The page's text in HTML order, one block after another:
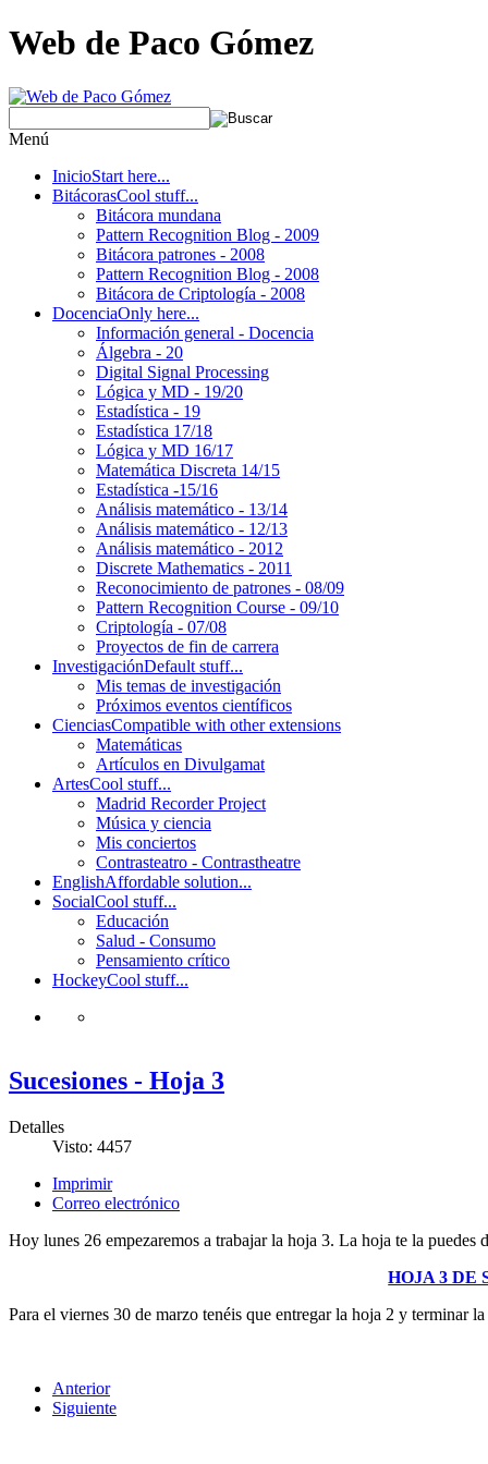
Web de Paco Gómez
Menú
InicioStart here...
BitácorasCool stuff...
Bitácora mundana
Pattern Recognition Blog - 2009
Bitácora patrones - 2008
Pattern Recognition Blog - 2008
Bitácora de Criptología - 2008
DocenciaOnly here...
Información general - Docencia
Álgebra - 20
Digital Signal Processing
Lógica y MD - 19/20
Estadística - 19
Estadística 17/18
Lógica y MD 16/17
Matemática Discreta 14/15
Estadística -15/16
Análisis matemático - 13/14
Análisis matemático - 12/13
Análisis matemático - 2012
Discrete Mathematics - 2011
Reconocimiento de patrones - 08/09
Pattern Recognition Course - 09/10
Criptología - 07/08
Proyectos de fin de carrera
InvestigaciónDefault stuff...
Mis temas de investigación
Próximos eventos científicos
CienciasCompatible with other extensions
Matemáticas
Artículos en Divulgamat
ArtesCool stuff...
Madrid Recorder Project
Música y ciencia
Mis conciertos
Contrasteatro - Contrastheatre
EnglishAffordable solution...
SocialCool stuff...
Educación
Salud - Consumo
Pensamiento crítico
HockeyCool stuff...
Sucesiones - Hoja 3
Detalles
Visto: 4457
Imprimir
Correo electrónico
Hoy lunes 26 empezaremos a trabajar la hoja 3. La hoja te la puedes
HOJA 3 DE
Para el viernes 30 de marzo tenéis que entregar la hoja 2 y terminar
Anterior
Siguiente